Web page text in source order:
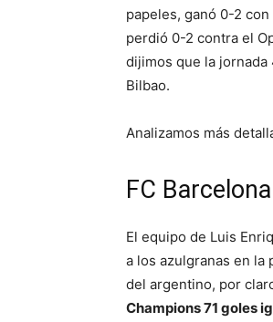
papeles, ganó 0-2
perdió 0-2 contra el
dijimos que la jornada
Bilbao.
Analizamos más
FC Barcelona
El equipo de Luis
a los azulgranas en la
del argentino, por
Champions 71 goles